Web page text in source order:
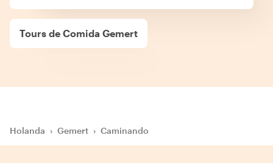
Tours de Comida Gemert
Holanda › Gemert › Caminando